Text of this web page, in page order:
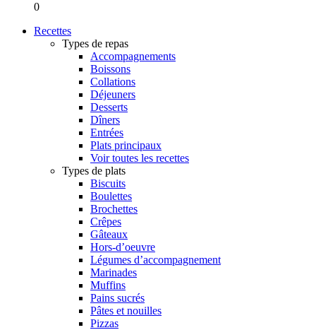
0
Recettes
Types de repas
Accompagnements
Boissons
Collations
Déjeuners
Desserts
Dîners
Entrées
Plats principaux
Voir toutes les recettes
Types de plats
Biscuits
Boulettes
Brochettes
Crêpes
Gâteaux
Hors-d’oeuvre
Légumes d’accompagnement
Marinades
Muffins
Pains sucrés
Pâtes et nouilles
Pizzas